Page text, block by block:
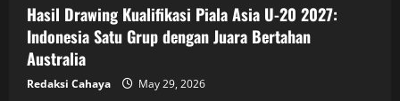
Hasil Drawing Kualifikasi Piala Asia U-20 2027:
Indonesia Satu Grup dengan Juara Bertahan
Australia
Redaksi Cahaya May 29, 2026